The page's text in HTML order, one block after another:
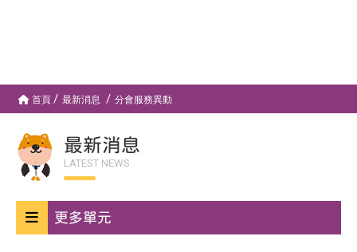
首頁 最新消息 分會服務異動
最新消息
LATEST NEWS
更多單元